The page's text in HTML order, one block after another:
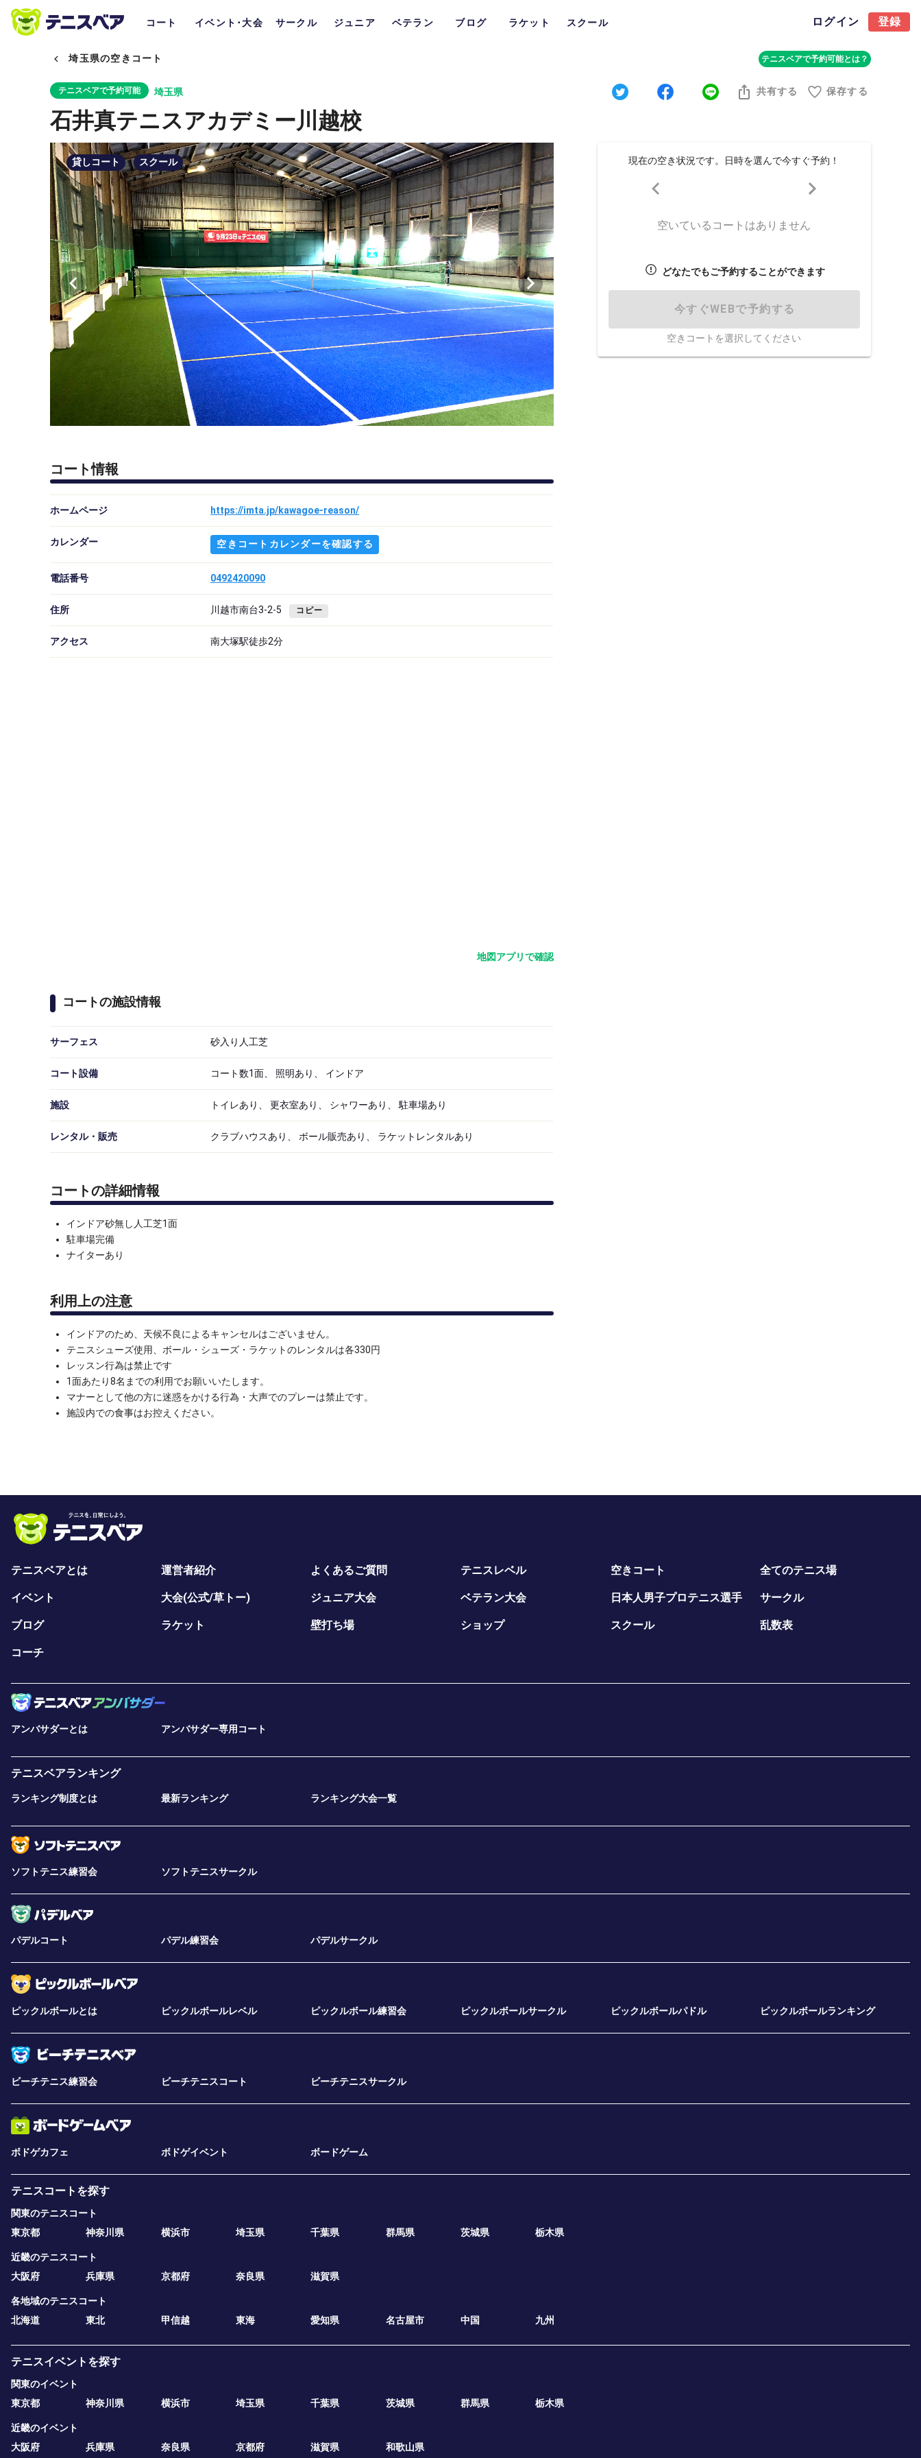
コート イベント･大会 サークル ジュニア ベテラン ブログ ラケット スクール ログイン 登録
埼玉県の空きコート テニスベアで予約可能とは？
テニスベアで予約可能 埼玉県 共有する 保存する
石井真テニスアカデミー川越校
貸しコート スクール
コート情報
ホームページ https://imta.jp/kawagoe-reason/
カレンダー 空きコートカレンダーを確認する
電話番号 0492420090
住所 川越市南台3-2-5 コピー
アクセス 南大塚駅徒歩2分
地図アプリで確認
コートの施設情報
サーフェス 砂入り人工芝
コート設備 コート数1面、 照明あり、 インドア
施設 トイレあり、 更衣室あり、 シャワーあり、 駐車場あり
レンタル・販売 クラブハウスあり、 ボール販売あり、 ラケットレンタルあり
コートの詳細情報
インドア砂無し人工芝1面
駐車場完備
ナイターあり
利用上の注意
インドアのため、天候不良によるキャンセルはございません。
テニスシューズ使用、ボール・シューズ・ラケットのレンタルは各330円
レッスン行為は禁止です
1面あたり8名までの利用でお願いいたします。
マナーとして他の方に迷惑をかける行為・大声でのプレーは禁止です。
施設内での食事はお控えください。
現在の空き状況です。日時を選んで今すぐ予約！
空いているコートはありません
どなたでもご予約することができます
今すぐWEBで予約する
空きコートを選択してください
テニスベアとは 運営者紹介 よくあるご質問 テニスレベル 空きコート 全てのテニス場
イベント 大会(公式/草トー) ジュニア大会 ベテラン大会 日本人男子プロテニス選手 サークル
ブログ ラケット 壁打ち場 ショップ スクール 乱数表
コーチ
アンバサダーとは アンバサダー専用コート
テニスベアランキング
ランキング制度とは 最新ランキング ランキング大会一覧
ソフトテニス練習会 ソフトテニスサークル
パデルコート パデル練習会 パデルサークル
ピックルボールとは ピックルボールレベル ピックルボール練習会 ピックルボールサークル ピックルボールパドル ピックルボールランキング
ビーチテニス練習会 ビーチテニスコート ビーチテニスサークル
ボドゲカフェ ボドゲイベント ボードゲーム
テニスコートを探す
関東のテニスコート
東京都
神奈川県 横浜市 埼玉県 千葉県 群馬県 茨城県 栃木県
近畿のテニスコート
大阪府
兵庫県 京都府 奈良県 滋賀県
各地域のテニスコート
北海道
東北 甲信越 東海 愛知県 名古屋市 中国 九州
テニスイベントを探す
関東のイベント
東京都
神奈川県 横浜市 埼玉県 千葉県 茨城県 群馬県 栃木県
近畿のイベント
大阪府
兵庫県 奈良県 京都府 滋賀県 和歌山県